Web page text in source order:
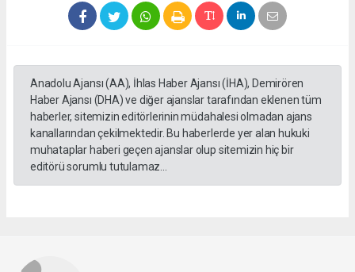
Anadolu Ajansı (AA), İhlas Haber Ajansı (İHA), Demirören
Haber Ajansı (DHA) ve diğer ajanslar tarafından eklenen tüm
haberler, sitemizin editörlerinin müdahalesi olmadan ajans
kanallarından çekilmektedir. Bu haberlerde yer alan hukuki
muhataplar haberi geçen ajanslar olup sitemizin hiç bir
editörü sorumlu tutulamaz...